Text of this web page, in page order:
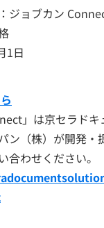
ジョブカン
1日
」は京セラドキ
ン（株）が開発・
合わせください。